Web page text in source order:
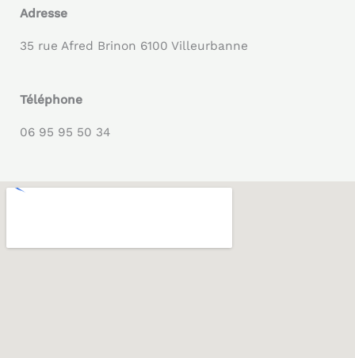
Adresse
35 rue Afred Brinon 6100 Villeurbanne
Téléphone
06 95 95 50 34